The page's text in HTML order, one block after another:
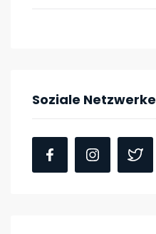
Soziale Netzwerke